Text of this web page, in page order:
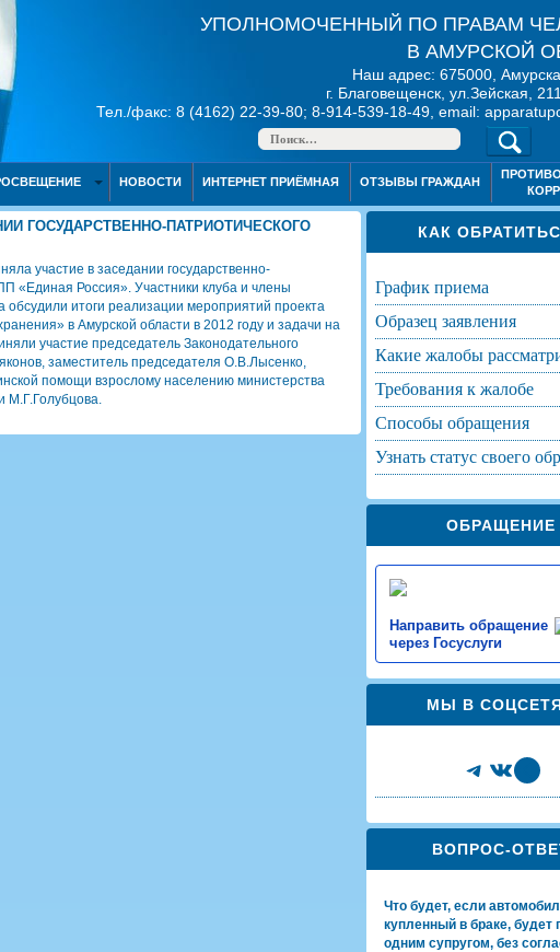
УПОЛНОМОЧЕННЫЙ ПО ПРАВАМ
В АМУРСКОЙ
Наш адрес: 675000,
г. Благовещенск, ул.Зейская,
Тел./факс: 8 (4162) 22-39-80; 8-914-539-18-49, email:
НОВОСТИ ИНТЕРНЕТ ПРИЁМНАЯ ОТЗЫВЫ ГРАЖДАН
ГОСУДАРСТВЕННО-ПАТРИОТИЧЕСКОГО
участие в заседании государственно-
«Единая Россия». Участники клуба и члены
обсудили итоги реализации мероприятий проекта
в Амурской области в 2012 году и задачи на
участие председатель Законодательного
заместитель председателя О.В.Лысенко,
помощи взрослому населению министерства
М.Г.Голубцова.
КАК
график приема
образец заявления
какие жалобы
требования к жалобе
способы обращения
узнать статус своего
ОБРАЩЕНИЕ
Направить обращение
через Госуслуги
МЫ В
Telegram
VKShare Icon
ВОПРОС-
Что будет, если
купленный в браке, будет
одним супругом, без